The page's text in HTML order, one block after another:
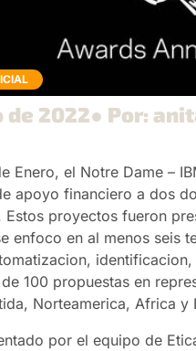
de 2022● Por:
Enero, el Notre Dame –
apoyo financiero a dos
proyectos fueron
enfoco en al menos seis
100 propuestas en
Norteamerica, Africa y
por el equipo de